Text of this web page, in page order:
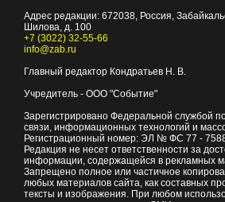
Адрес редакции: 672038 , Россия,
Шилова, д. 100
+7 (3022) 32-55-66
info@zab.ru
Главный редактор Кондратьев Н. В.
Учредитель - ООО "Событие"
Зарегистрировано Федеральной службой
связи, информационных технологий и
Регистрационный номер: ЭЛ № ФС 77 -
Редакция не несет ответственности за
информации, содержащейся в рекламных
Запрещено полное или частичное
любых материалов сайта, как составных
тексты и изображения. При любом